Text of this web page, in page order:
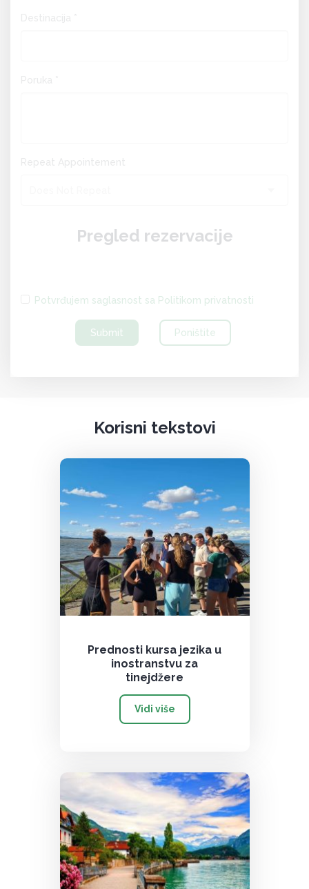
Pregled rezervacije
Potvrđujem saglasnost sa Politikom privatnosti
Submit Poništite
Korisni tekstovi
Prednosti kursa jezika u
inostranstvu za
tinejdžere
Vidi više